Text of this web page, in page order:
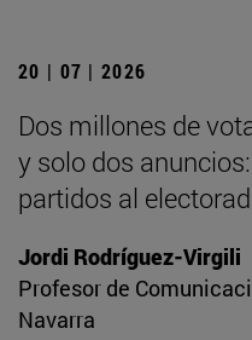
20 | 07 | 2026
Dos millones de
y solo dos
partidos al
Jordi Rodríguez-Virgili
Profesor de
Navarra